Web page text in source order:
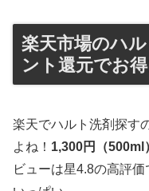
楽天市場のハ
ント還元でお
楽天でハルト洗剤探す
よね！ 1,300円（500ml
ビューは星4.8の高評